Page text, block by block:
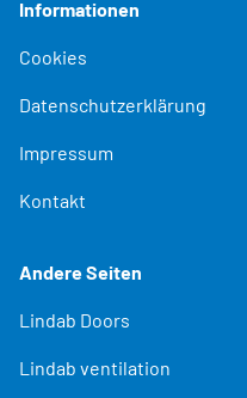
Informationen
Cookies
Datenschutzerklärung
Impressum
Kontakt
Andere Seiten
Lindab Doors
Lindab ventilation